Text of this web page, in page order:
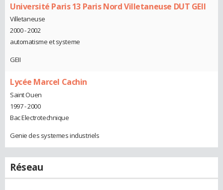
Université Paris 13 Paris Nord Villetaneuse DUT GEII
Villetaneuse
2000 - 2002
automatisme et systeme
GEII
Lycée Marcel Cachin
Saint Ouen
1997 - 2000
Bac Electrotechnique
Genie des systemes industriels
Réseau